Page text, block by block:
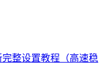
完整设置教程（高速稳